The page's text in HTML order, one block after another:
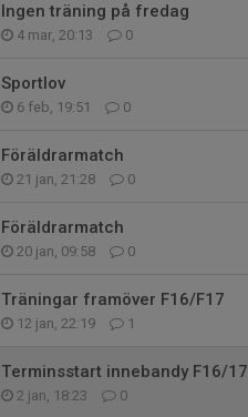
Ingen träning på fredag
4 mar, 20:13 0
Sportlov
6 feb, 19:51 0
Föräldrarmatch
21 jan, 21:28 0
Föräldrarmatch
20 jan, 09:58 0
Träningar framöver F16/F17
12 jan, 22:19 1
Terminsstart innebandy F16/17
2 jan, 18:23 0